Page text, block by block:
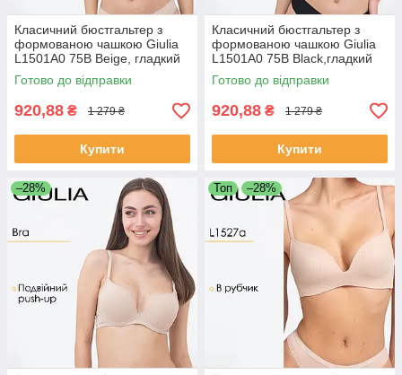
Класичний бюстгальтер з
формованою чашкою Giulia
L1501A0 75B Beige, гладкий
базовий бюстгальтер, жіноча
білизна
Готово до відправки
920,88 ₴ 1 279 ₴
Купити
Класичний бюстгальтер з
формованою чашкою Giulia
L1501A0 75B Black,гладкий
базовий бюстгальтер, жіноча
білизна
Готово до відправки
920,88 ₴ 1 279 ₴
Купити
–28% Топ –28%